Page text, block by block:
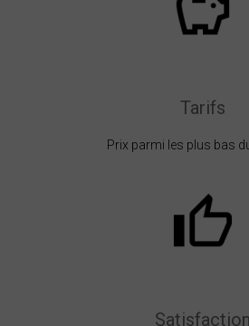
Tarifs
Prix parmi les plus bas
Satisfaction